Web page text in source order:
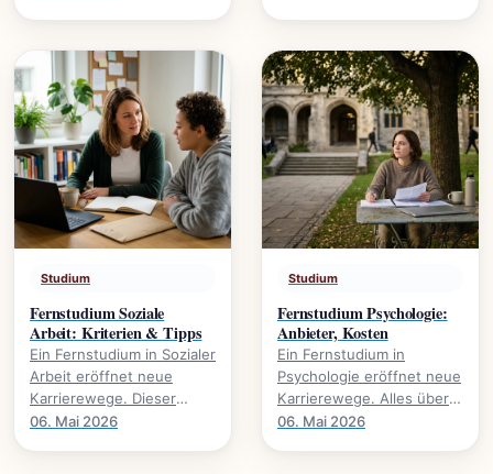
Studium
Fernstudium Soziale
Arbeit: Kriterien & Tipps
Ein Fernstudium in Sozialer
Arbeit eröffnet neue
Karrierewege. Dieser
Leitfaden beleuchtet
06. Mai 2026
Studium
Fernstudium Psychologie:
Anbieter, Kosten
Ein Fernstudium in
Psychologie eröffnet neue
Karrierewege. Alles über
Anbieter, Kosten,
06. Mai 2026